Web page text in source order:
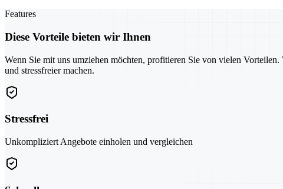
Features
Diese Vorteile bieten wir Ihnen
Wenn Sie mit uns umziehen möchten, profitieren Sie von vielen
und stressfreier machen.
Stressfrei
Unkompliziert Angebote einholen und vergleichen